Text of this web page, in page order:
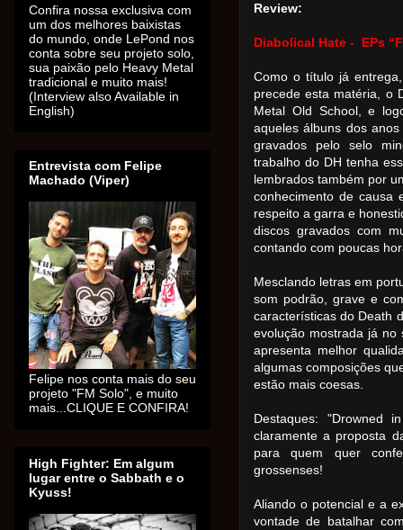
Review:
Diabolical Hate - EPs
Como o título já
precede esta matéria, o
Metal Old School, e
aqueles álbuns dos
gravados pelo selo
trabalho do DH tenha
lembrados também por
conhecimento de
respeito a garra e
discos gravados com
contando com poucas
Mesclando letras em
som podrão, grave e
características do Death
evolução mostrada já no
apresenta melhor
algumas composições
estão mais coesas.
Destaques: "Drowned
claramente a proposta
para quem quer
grossenses!
Aliando o potencial e a
vontade de batalhar
Confira nossa exclusiva com
um dos melhores baixistas
do mundo, onde LePond nos
conta sobre seu projeto solo,
sua paixão pelo Heavy Metal
tradicional e muito mais!
(Interview also Available in
English)
Entrevista com Felipe
Machado (Viper)
Felipe nos conta mais do seu
projeto "FM Solo", e muito
mais...CLIQUE E CONFIRA!
High Fighter: Em algum
lugar entre o Sabbath e o
Kyuss!